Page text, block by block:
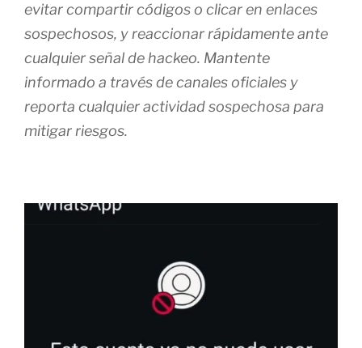
evitar compartir códigos o clicar en enlaces
sospechosos, y reaccionar rápidamente ante
cualquier señal de hackeo. Mantente
informado a través de canales oficiales y
reporta cualquier actividad sospechosa para
mitigar riesgos.